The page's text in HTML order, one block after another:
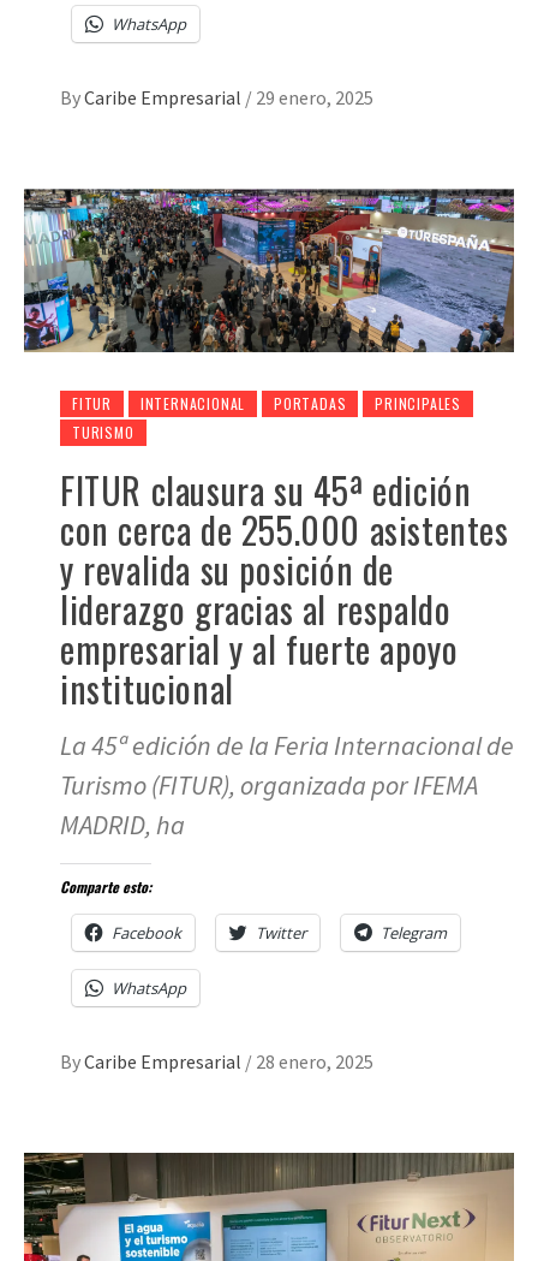
WhatsApp
ByCaribe Empresarial / 29 enero, 2025
FITUR INTERNACIONAL PORTADAS
PRINCIPALES
TURISMO
FITUR clausura su 45ª edición
con cerca de 255.000 asistentes
y revalida su posición de
liderazgo gracias al respaldo
empresarial y al fuerte apoyo
institucional
La 45ª edición de la Feria Internacional de
Turismo (FITUR), organizada por IFEMA
MADRID, ha
Comparte esto:
Facebook Twitter Telegram
WhatsApp
ByCaribe Empresarial / 28 enero, 2025